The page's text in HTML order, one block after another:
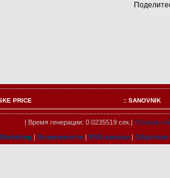
PRICE :: SANOVNIK
| Время генерации: 0.0235519 сек.| Юзеров
Marketing | Возможности | RSS-каналы | Обратная